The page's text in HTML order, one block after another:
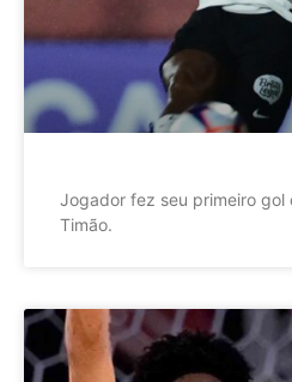
Jogador fez seu primeiro gol
Timão.